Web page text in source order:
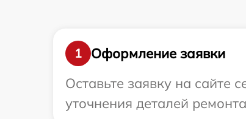
1
Оформление заявки
Оставьте заявку на сайте
уточнения деталей